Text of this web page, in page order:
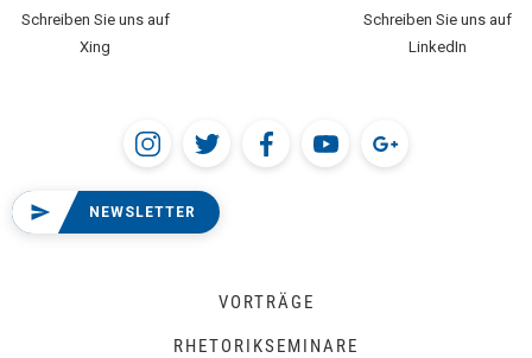
Schreiben Sie uns auf
Xing
Schreiben Sie uns auf
LinkedIn
NEWSLETTER
VORTRÄGE
RHETORIKSEMINARE